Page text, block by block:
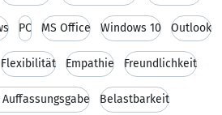
PC MS Office Windows 10 Outlook
Flexibilität Empathie Freundlichkeit
Belastbarkeit